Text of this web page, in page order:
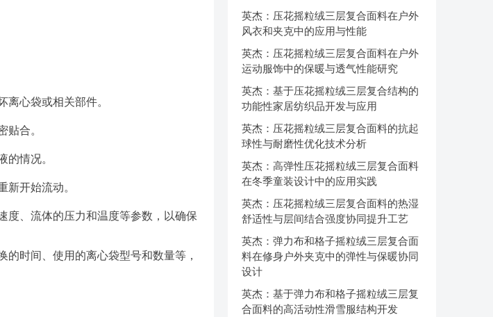
心袋或相关部件。
贴合。
的情况。
新开始流动。
度、流体的压力和温度等参数，以确保
时间、使用的离心袋型号和数量等，
英杰：压花摇粒绒三层复合面料在户外
风衣和夹克中的应用与性能
英杰：压花摇粒绒三层复合面料在户外
运动服饰中的保暖与透气性能研究
英杰：基于压花摇粒绒三层复合结构的
功能性家居纺织品开发与应用
英杰：压花摇粒绒三层复合面料的抗起
球性与耐磨性优化技术分析
英杰：高弹性压花摇粒绒三层复合面料
在冬季童装设计中的应用实践
英杰：压花摇粒绒三层复合面料的热湿
舒适性与层间结合强度协同提升工艺
英杰：弹力布和格子摇粒绒三层复合面
料在修身户外夹克中的弹性与保暖协同
设计
英杰：基于弹力布和格子摇粒绒三层复
合面料的高活动性滑雪服结构开发